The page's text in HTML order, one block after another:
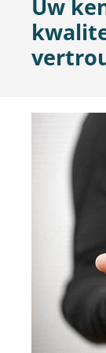
Uw